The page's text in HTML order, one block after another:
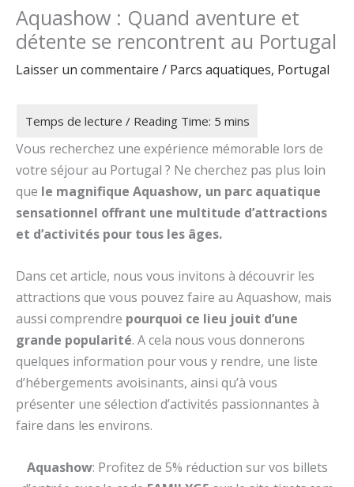
Aquashow : Quand aventure et
détente se rencontrent au Portugal
Laisser un commentaire / Parcs aquatiques, Portugal
Vous recherchez une expérience mémorable lors de
votre séjour au Portugal ? Ne cherchez pas plus loin
que le magnifique Aquashow, un parc aquatique
sensationnel offrant une multitude d’attractions
et d’activités pour tous les âges.
Dans cet article, nous vous invitons à découvrir les
attractions que vous pouvez faire au Aquashow, mais
aussi comprendre pourquoi ce lieu jouit d’une
grande popularité. A cela nous vous donnerons
quelques information pour vous y rendre, une liste
d’hébergements avoisinants, ainsi qu’à vous
présenter une sélection d’activités passionnantes à
faire dans les environs.
Aquashow: Profitez de 5% réduction sur vos billets